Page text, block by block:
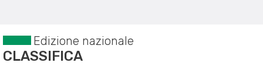
Edizione nazionale
CLASSIFICA